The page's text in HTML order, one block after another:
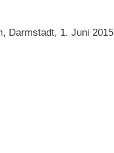
Darmstadt, 1. Juni 2015